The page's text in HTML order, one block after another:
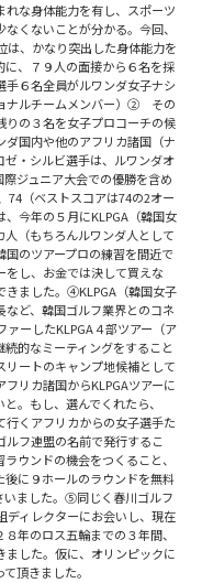
な身体能力を有し、スポーツ
くないことが分かる。今回、
は、かなり突出した身体能力を
、７９人の面接から６名を採
６名全員がルワンダ女子ナシ
ナルチームメンバー）➁ その
りの３名を女子プロコーチの候
国内や他のアフリカ諸国（ナ
・シルビ選手は、ルワンダオ
ジュニア大会での優勝を含め
74（ベストスコアは74の2オー
今年の５月にKLPGA（韓国女
（もちろんルワンダ人として
のツアープロの練習を間近で
し、お金では決して買えな
きました。④KLPGA（韓国女子
ど、韓国ゴルフ業界とのコネ
ーしたKLPGA４部ツアー（ア
的なミーティングをすること
ートのキャンプ地候補として
リカ諸国からKLPGAツアーに
。もし、選んでくれたら、
行くアフリカからの女子選手た
フ連盟の名前で発行するこ
ウンドの機会をつくること、
に９ホールのラウンドを無料
いました。⑤同じく春川ゴルフ
ディレクターにお会いし、現在
年のロス五輪までの３年間、
した。仮に、オリンピックに
頂きました。